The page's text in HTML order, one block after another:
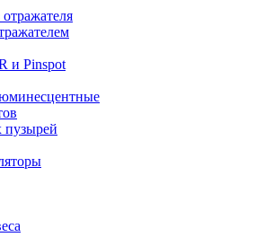
и Pinspot
пузырей